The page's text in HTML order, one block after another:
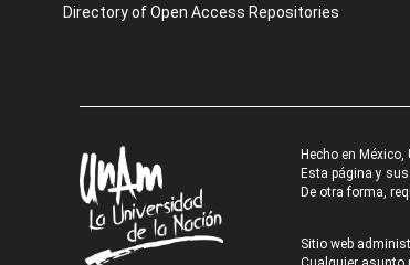
Directory of Open Access Repositories
Hecho en
Esta página y
De otra forma,
Sitio web